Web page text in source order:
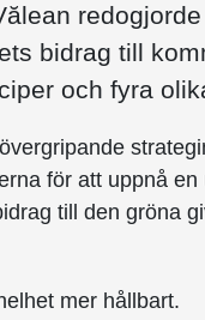
bidrag till
och fyra
för att uppnå
till den gröna
mer hållbart.